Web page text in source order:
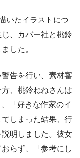
いたイラストにつ
、カバー社と桃鈴
した。
告を行い、素材審
、桃鈴ねねさんは
「好きな作家のイ
しまった結果、行
明しました。彼女
らず、「参考にし